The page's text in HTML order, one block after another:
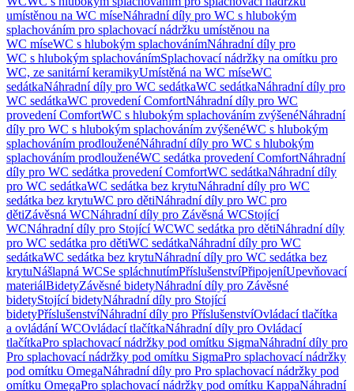
umístěnou na WC míseNáhradní díly pro WC s hlubokým
splachováním pro splachovací nádržku umístěnou na
WC míseWC s hlubokým splachovánímNáhradní díly pro
WC s hlubokým splachovánímSplachovací nádržky na omítku pro
WC, ze sanitární keramikyUmístěná na WC míseWC
sedátkaNáhradní díly pro WC sedátkaWC sedátkaNáhradní díly pro
WC sedátkaWC provedení ComfortNáhradní díly pro WC
provedení ComfortWC s hlubokým splachováním zvýšenéNáhradní
díly pro WC s hlubokým splachováním zvýšenéWC s hlubokým
splachováním prodlouženéNáhradní díly pro WC s hlubokým
splachováním prodlouženéWC sedátka provedení ComfortNáhradní
díly pro WC sedátka provedení ComfortWC sedátkaNáhradní díly
pro WC sedátkaWC sedátka bez krytuNáhradní díly pro WC
sedátka bez krytuWC pro dětiNáhradní díly pro WC pro
dětiZávěsná WCNáhradní díly pro Závěsná WCStojící
WCNáhradní díly pro Stojící WCWC sedátka pro dětiNáhradní díly
pro WC sedátka pro dětiWC sedátkaNáhradní díly pro WC
sedátkaWC sedátka bez krytuNáhradní díly pro WC sedátka bez
krytuNášlapná WCSe spláchnutímPříslušenstvíPřipojeníUpevňovací
materiálBidetyZávěsné bidetyNáhradní díly pro Závěsné
bidetyStojící bidetyNáhradní díly pro Stojící
bidetyPříslušenstvíNáhradní díly pro PříslušenstvíOvládací tlačítka
a ovládání WCOvládací tlačítkaNáhradní díly pro Ovládací
tlačítkaPro splachovací nádržky pod omítku SigmaNáhradní díly pro
Pro splachovací nádržky pod omítku SigmaPro splachovací nádržky
pod omítku OmegaNáhradní díly pro Pro splachovací nádržky pod
omítku OmegaPro splachovací nádržky pod omítku KappaNáhradní